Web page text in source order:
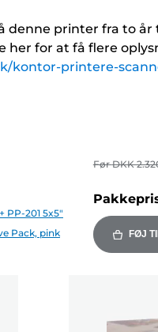
denne printer fra to år
her for at få flere
kontor-printere-
PP-201 5x5"
Pack, pink
FørDKK
FØJ